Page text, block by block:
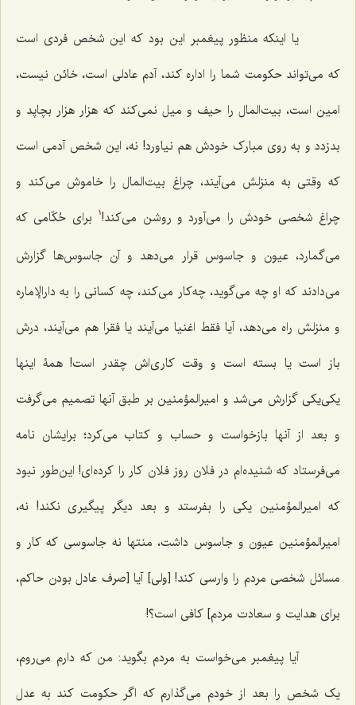
یا اینکه منظور پیغمبر این بود که این شخص فردی است
که می‌تواند حکومت شما را اداره کند، آدم عادلی است، خائن نیست،
امین است، بیت‌المال را حیف و میل نمی‌کند که هزار هزار بچاپد و
بدزدد و به روی مبارک خودش هم نیاورد! نه، این شخص آدمی است
که وقتی به منزلش می‌آیند، چراغ بیت‌المال را خاموش می‌کند و
چراغ شخصی خودش را می‌آورد و روشن می‌کند!1
برای حُکّامی که
می‌گمارد، عیون و جاسوس قرار می‌دهد و آن جاسوس‌ها گزارش
می‌دادند که او چه می‌گوید، چه‌کار می‌کند، چه کسانی را به دارالإماره
و منزلش راه می‌دهد، آیا فقط اغنیا می‌آیند یا فقرا هم می‌آیند، درش
باز است یا بسته است و وقت کاری‌اش چقدر است! همۀ اینها
یکی‌یکی گزارش می‌شد و امیرالمؤمنین بر طبق آنها تصمیم می‌گرفت
و بعد از آنها بازخواست و حساب و کتاب می‌کرد؛ برایشان نامه
می‌فرستاد که شنیده‌ام در فلان روز فلان کار را کرده‌ای! این‌طور نبود
که امیرالمؤمنین یکی را بفرستد و بعد دیگر پیگیری نکند! نه،
امیرالمؤمنین عیون و جاسوس داشت، منتها نه جاسوسی که کار و
مسائل شخصی مردم را وارسی کند! [ولی] آیا [صرف عادل بودن حاکم،
برای هدایت و سعادت مردم] کافی است؟!
آیا پیغمبر می‌خواست به مردم بگوید: من که دارم می‌روم،
یک شخص را بعد از خودم می‌گذارم که اگر حکومت کند به عدل